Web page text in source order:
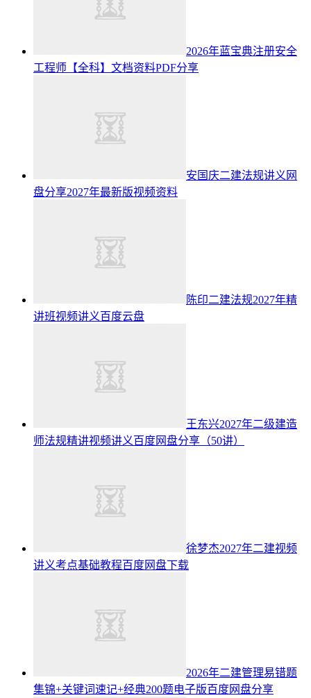
2026年蓝宝典注册安全
工程师【全科】文档资料PDF分享
安国庆二建法规讲义网
盘分享2027年最新版视频资料
陈印二建法规2027年精
讲班视频讲义百度云盘
王东兴2027年二级建造
师法规精讲视频讲义百度网盘分享（50讲）
徐梦杰2027年二建视频
讲义考点基础教程百度网盘下载
2026年二建管理易错题
集锦+关键词速记+经典200题电子版百度网盘分享